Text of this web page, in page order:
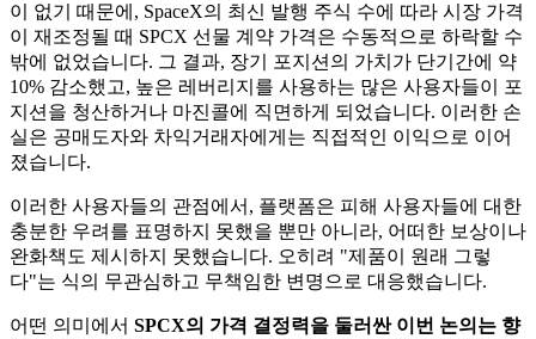
이 없기 때문에, SpaceX의 최신 발행 주식 수에 따라 시장 가격
이 재조정될 때 SPCX 선물 계약 가격은 수동적으로 하락할 수
밖에 없었습니다. 그 결과, 장기 포지션의 가치가 단기간에 약
10% 감소했고, 높은 레버리지를 사용하는 많은 사용자들이 포
지션을 청산하거나 마진콜에 직면하게 되었습니다. 이러한 손
실은 공매도자와 차익거래자에게는 직접적인 이익으로 이어
졌습니다.
이러한 사용자들의 관점에서, 플랫폼은 피해 사용자들에 대한
충분한 우려를 표명하지 못했을 뿐만 아니라, 어떠한 보상이나
완화책도 제시하지 못했습니다. 오히려 "제품이 원래 그렇
다"는 식의 무관심하고 무책임한 변명으로 대응했습니다.
어떤 의미에서 SPCX의 가격 결정력을 둘러싼 이번 논의는 향